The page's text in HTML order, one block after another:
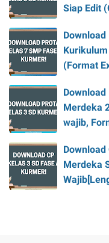
Siap Edit
Download
(Format
Download
Merdeka
wajib,
Download
Merdeka